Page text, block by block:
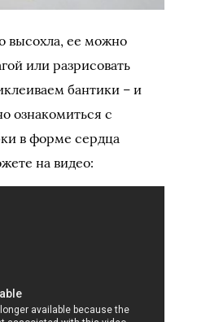
высохла, ее можно
или разрисовать
бантики – и
ознакомиться с
в форме сердца
на видео: